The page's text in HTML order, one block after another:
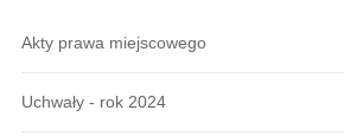
Akty prawa miejscowego
Uchwały - rok 2024